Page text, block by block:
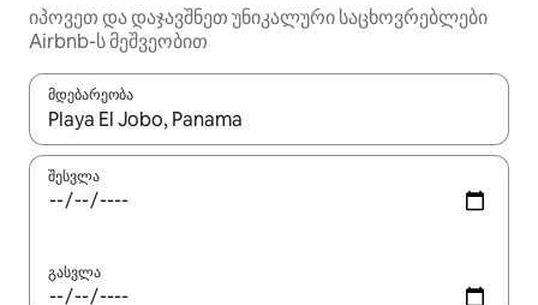
იპოვეთ და დაჯავშნეთ უნიკალური საცხოვრებლები
Airbnb-ს მეშვეობით
მდებარეობა
როცა შედეგები ხელმისაწვდომი გახდება, ნავიგაციისთვის
შესვლა
გასვლა